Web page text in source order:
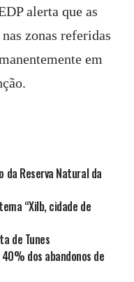
alerta que as
zonas referidas
em
da Reserva Natural da
“Xilb, cidade de
de Tunes
dos abandonos de